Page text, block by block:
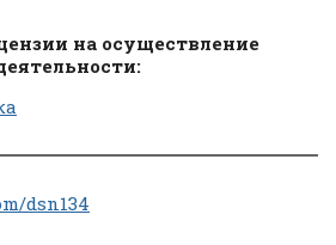
на осуществление
dsn134